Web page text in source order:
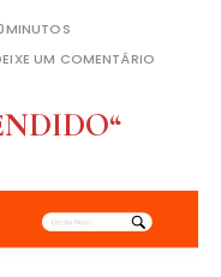
UM COMENTÁRIO
“